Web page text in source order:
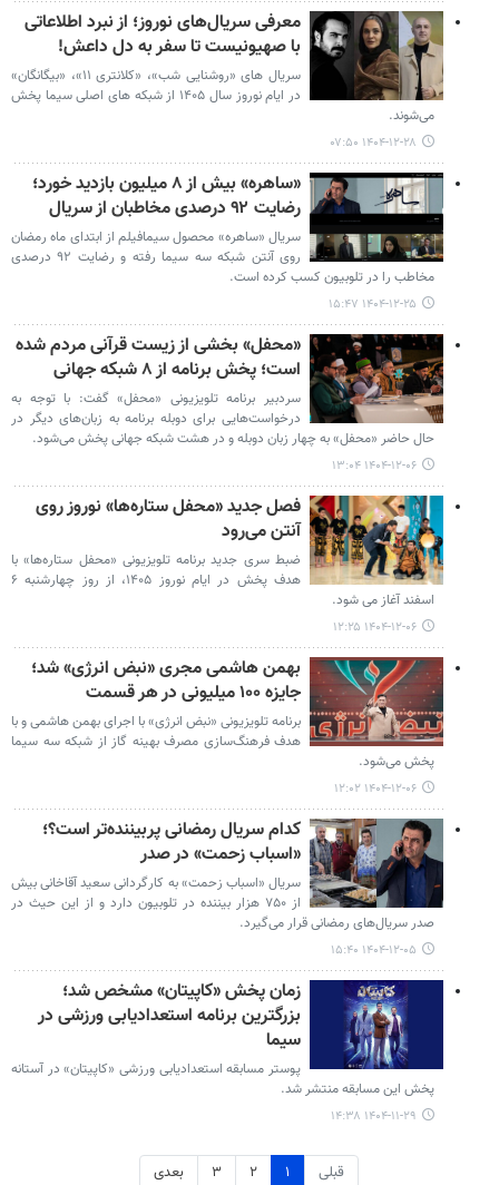
معرفی سریال‌های نوروز؛ از نبرد اطلاعاتی
با صهیونیست تا سفر به دل داعش!
سریال های «روشنایی شب»، «کلانتری ۱۱»، «بیگانگان»
در ایام نوروز سال ۱۴۰۵ از شبکه های اصلی سیما پخش
می‌شوند.
۱۴۰۴-۱۲-۲۸ ۰۷:۵۰
«ساهره» بیش از ۸ میلیون بازدید خورد؛
رضایت ۹۲ درصدی مخاطبان از سریال
سریال «ساهره» محصول سیمافیلم از ابتدای ماه رمضان
روی آنتن شبکه سه سیما رفته و رضایت ۹۲ درصدی
مخاطب را در تلوبیون کسب کرده است.
۱۴۰۴-۱۲-۲۵ ۱۵:۴۷
«محفل» بخشی از زیست قرآنی مردم شده
است؛ پخش برنامه از ۸ شبکه جهانی
سردبیر برنامه تلویزیونی «محفل» گفت: با توجه به
درخواست‌هایی برای دوبله برنامه به زبان‌های دیگر در
حال حاضر «محفل» به چهار زبان دوبله و در هشت شبکه جهانی پخش می‌شود.
۱۴۰۴-۱۲-۰۶ ۱۳:۰۴
فصل جدید «محفل ستاره‌ها» نوروز روی
آنتن می‌رود
ضبط سری جدید برنامه تلویزیونی «محفل ستاره‌ها» با
هدف پخش در ایام نوروز ۱۴۰۵، از روز چهارشنبه ۶
اسفند آغاز می شود.
۱۴۰۴-۱۲-۰۶ ۱۲:۲۵
بهمن هاشمی مجری «نبض انرژی» شد؛
جایزه ۱۰۰ میلیونی در هر قسمت
برنامه تلویزیونی «نبض انرژی» با اجرای بهمن هاشمی و با
هدف فرهنگ‌سازی مصرف بهینه گاز از شبکه سه سیما
پخش می‌شود.
۱۴۰۴-۱۲-۰۶ ۱۲:۰۲
کدام سریال رمضانی پربیننده‌تر است؟؛
«اسباب زحمت» در صدر
سریال «اسباب زحمت» به کارگردانی سعید آقاخانی بیش
از ۷۵۰ هزار بیننده در تلوبیون دارد و از این حیث در
صدر سریال‌های رمضانی قرار می‌گیرد.
۱۴۰۴-۱۲-۰۵ ۱۵:۴۰
زمان پخش «کاپیتان» مشخص شد؛
بزرگترین برنامه استعدادیابی ورزشی در
سیما
پوستر مسابقه استعدادیابی ورزشی «کاپیتان» در آستانه
پخش این مسابقه منتشر شد.
۱۴۰۴-۱۱-۲۹ ۱۴:۳۸
قبلی ۱ ۲ ۳ بعدی